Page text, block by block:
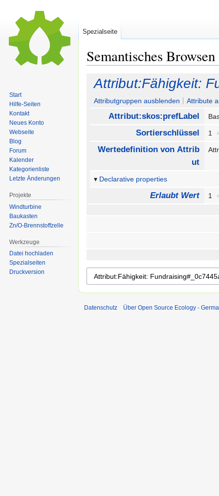
Semantisches Browsen
Navigation
springen
Suche
springen
Attribut:Fähigkeit:
Attributgruppen ausblenden Attribute
Attribut:skos:prefLabel
Sortierschlüssel 1
Wertedefinition von Attrib
ut
Declarative properties
Erlaubt Wert 1
Spezialseite
Start
Hilfe-Seiten
Kontakt
Neues Konto
Webseite
Blog
Forum
Kalender
Kategorienliste
Letzte Änderungen
Projekte
Windturbine
Baukasten
Zn/O-Brennstoffzelle
Werkzeuge
Datei hochladen
Spezialseiten
Druckversion
Datenschutz Über Open Source Ecology -